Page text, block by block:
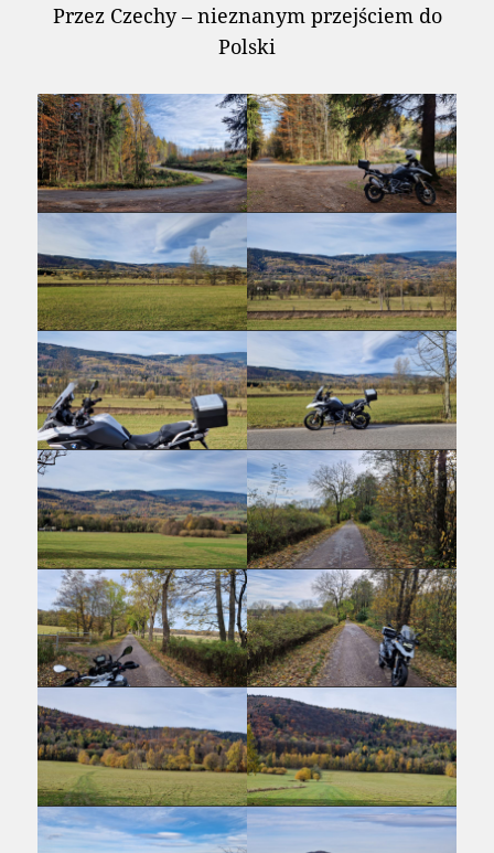
Przez Czechy – nieznanym przejściem do
Polski